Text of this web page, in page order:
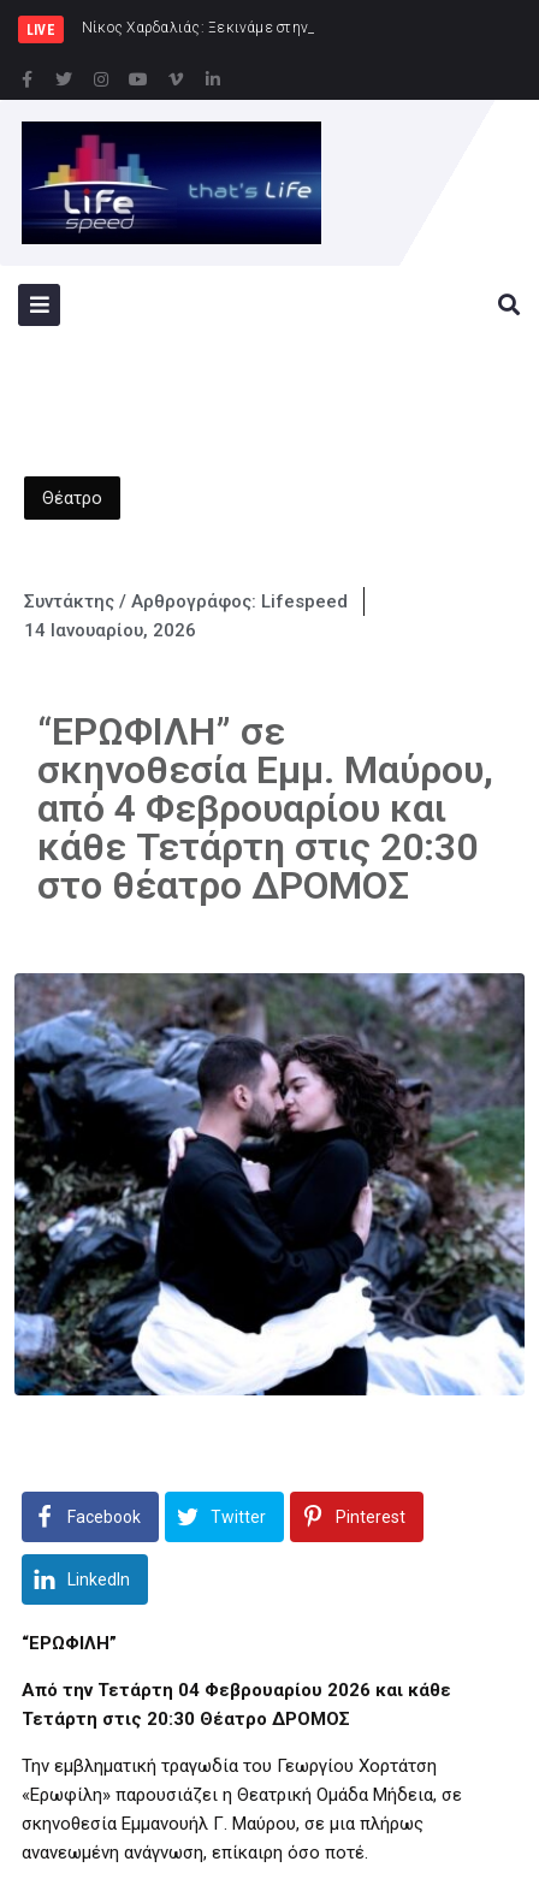
LIVE Νίκος Χαρδαλιάς: Ξεκινάμε στην Ηλιούπολη την κατασκ
Θέατρο
Συντάκτης / Αρθρογράφος: Lifespeed
14 Ιανουαρίου, 2026
“ΕΡΩΦΙΛΗ” σε
σκηνοθεσία Εμμ. Μαύρου,
από 4 Φεβρουαρίου και
κάθε Τετάρτη στις 20:30
στο θέατρο ΔΡΟΜΟΣ
Facebook Twitter Pinterest
LinkedIn
“ΕΡΩΦΙΛΗ”
Από την Τετάρτη 04 Φεβρουαρίου 2026 και κάθε
Τετάρτη στις 20:30 Θέατρο ΔΡΟΜΟΣ
Την εμβληματική τραγωδία του Γεωργίου Χορτάτση
«Ερωφίλη» παρουσιάζει η Θεατρική Ομάδα Μήδεια, σε
σκηνοθεσία Εμμανουήλ Γ. Μαύρου, σε μια πλήρως
ανανεωμένη ανάγνωση, επίκαιρη όσο ποτέ.